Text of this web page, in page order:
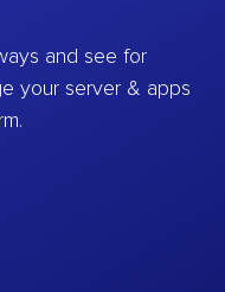
and see for
your server & apps